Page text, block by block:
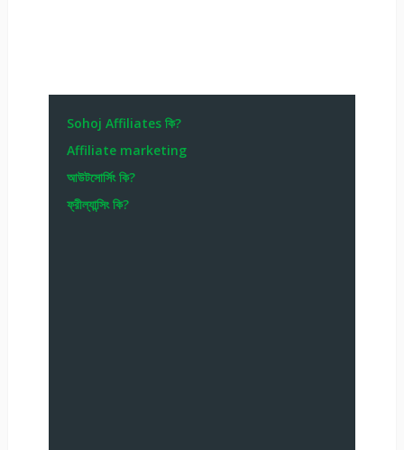
Sohoj Affiliates কি?
Affiliate marketing
আউটসোর্সিং কি?
ফ্রীল্যান্সিং কি?